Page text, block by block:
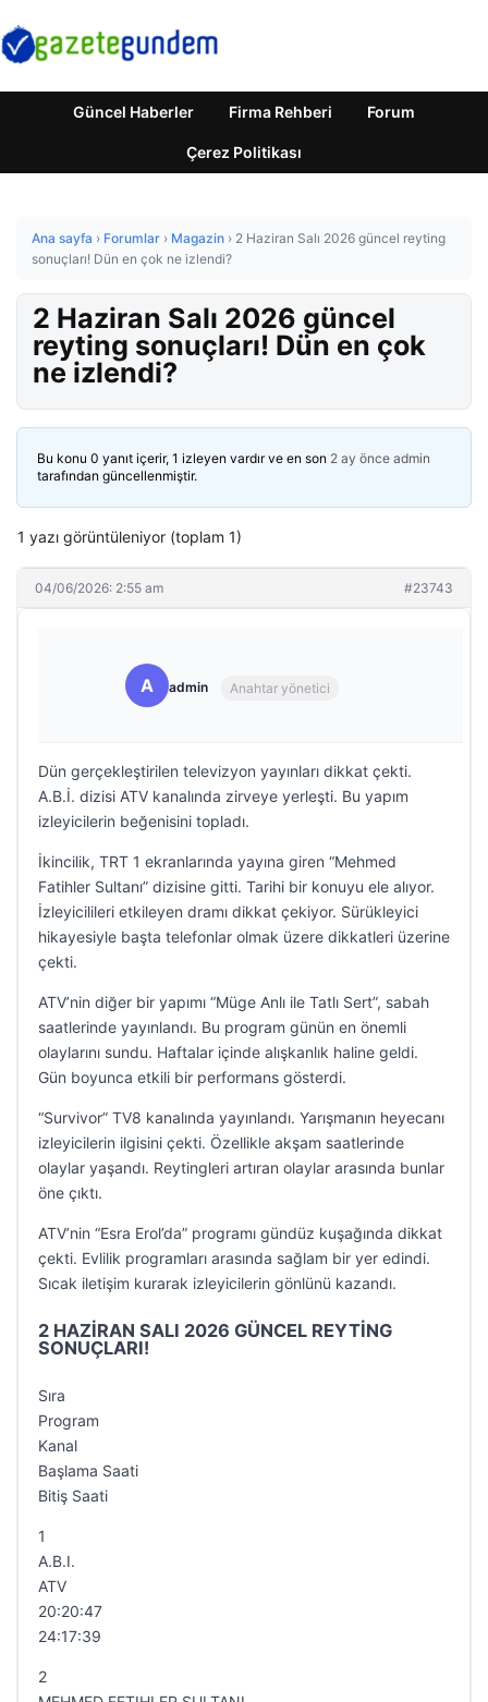
Güncel Haberler Firma Rehberi Forum
Çerez Politikası
Ana sayfa › Forumlar › Magazin › 2 Haziran Salı 2026 güncel reyting
sonuçları! Dün en çok ne izlendi?
2 Haziran Salı 2026 güncel
reyting sonuçları! Dün en çok
ne izlendi?
Bu konu 0 yanıt içerir, 1 izleyen vardır ve en son 2 ay önce admin
tarafından güncellenmiştir.
1 yazı görüntüleniyor (toplam 1)
04/06/2026: 2:55 am #23743
A admin Anahtar yönetici
Dün gerçekleştirilen televizyon yayınları dikkat çekti.
A.B.İ. dizisi ATV kanalında zirveye yerleşti. Bu yapım
izleyicilerin beğenisini topladı.
İkincilik, TRT 1 ekranlarında yayına giren “Mehmed
Fatihler Sultanı” dizisine gitti. Tarihi bir konuyu ele alıyor.
İzleyicilileri etkileyen dramı dikkat çekiyor. Sürükleyici
hikayesiyle başta telefonlar olmak üzere dikkatleri üzerine
çekti.
ATV’nin diğer bir yapımı “Müge Anlı ile Tatlı Sert”, sabah
saatlerinde yayınlandı. Bu program günün en önemli
olaylarını sundu. Haftalar içinde alışkanlık haline geldi.
Gün boyunca etkili bir performans gösterdi.
“Survivor” TV8 kanalında yayınlandı. Yarışmanın heyecanı
izleyicilerin ilgisini çekti. Özellikle akşam saatlerinde
olaylar yaşandı. Reytingleri artıran olaylar arasında bunlar
öne çıktı.
ATV’nin “Esra Erol’da” programı gündüz kuşağında dikkat
çekti. Evlilik programları arasında sağlam bir yer edindi.
Sıcak iletişim kurarak izleyicilerin gönlünü kazandı.
2 HAZİRAN SALI 2026 GÜNCEL REYTİNG
SONUÇLARI!
Sıra
Program
Kanal
Başlama Saati
Bitiş Saati
1
A.B.I.
ATV
20:20:47
24:17:39
2